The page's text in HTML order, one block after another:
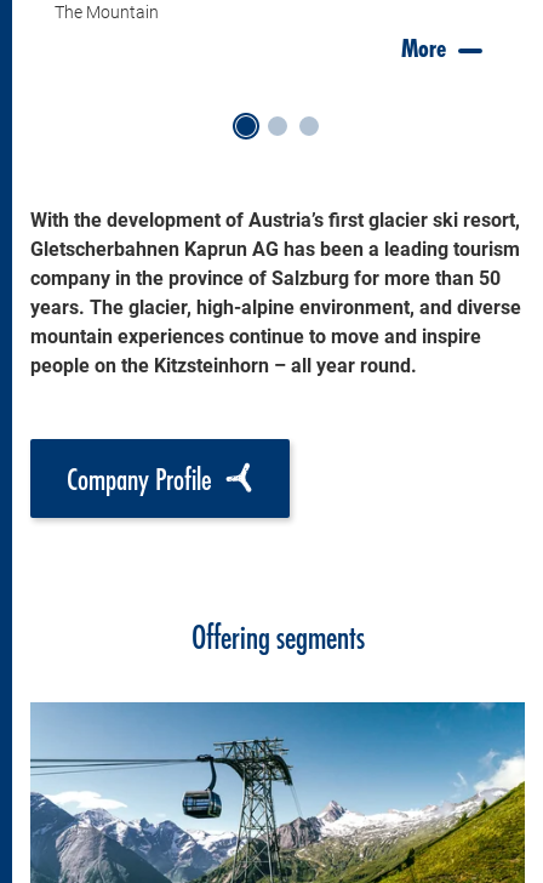
The Mountain
More
With the development of Austria’s first glacier ski resort,
Gletscherbahnen Kaprun AG has been a leading tourism
company in the province of Salzburg for more than 50
years. The glacier, high-alpine environment, and diverse
mountain experiences continue to move and inspire
people on the Kitzsteinhorn – all year round.
Company Profile
Offering segments